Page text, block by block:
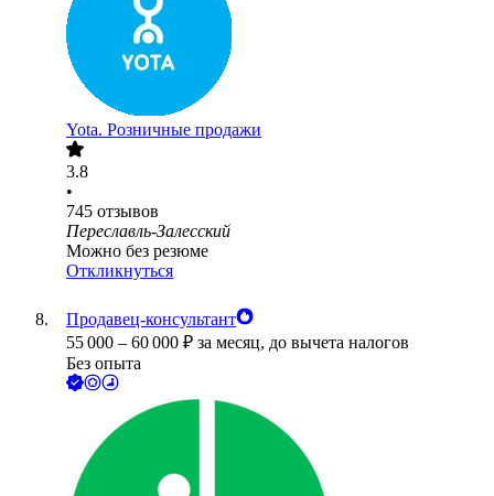
Yota. Розничные продажи
3.8
•
745 отзывов
Переславль-Залесский
Можно без резюме
Откликнуться
Продавец-консультант
55 000 – 60 000 ₽ за месяц, до вычета налогов
Без опыта